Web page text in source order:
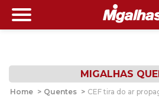
MIGALHAS
Home > Quentes > CEF tira do ar